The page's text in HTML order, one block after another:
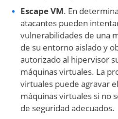
Escape VM. En
atacantes pueden
vulnerabilidades de una
de su entorno aislado y
autorizado al hipervisor
máquinas virtuales. La
virtuales puede agravar
máquinas virtuales si no
de seguridad adecuados.